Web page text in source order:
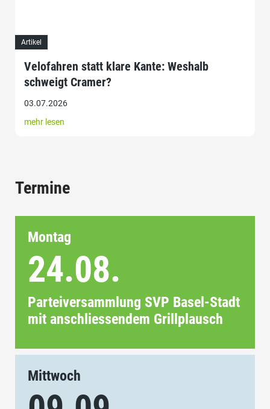
Artikel
Velofahren statt klare Kante: Weshalb
schweigt Cramer?
03.07.2026
mehr lesen
Termine
Montag
24.08.
Parteiversammlung SVP Basel-Stadt
mit anschliessendem Grillplausch
Mittwoch